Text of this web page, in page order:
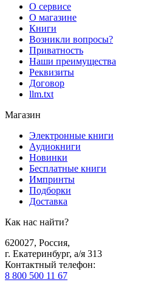
О сервисе
О магазине
Книги
Возникли вопросы?
Приватность
Наши преимущества
Реквизиты
Договор
llm.txt
Магазин
Электронные книги
Аудиокниги
Новинки
Бесплатные книги
Импринты
Подборки
Доставка
Как нас найти?
620027, Россия,
г. Екатеринбург, а/я 313
Контактный телефон:
8 800 500 11 67